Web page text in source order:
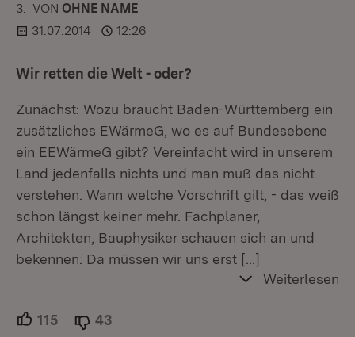
3. KOMMENTAR
VON :OHNE NAME
31.07.2014
12:26
Wir retten die Welt - oder?
Zunächst: Wozu braucht Baden-Württemberg ein
zusätzliches EWärmeG, wo es auf Bundesebene
ein EEWärmeG gibt? Vereinfacht wird in unserem
Land jedenfalls nichts und man muß das nicht
verstehen. Wann welche Vorschrift gilt, - das weiß
schon längst keiner mehr. Fachplaner,
Architekten, Bauphysiker schauen sich an und
bekennen: Da müssen wir uns erst […]
Weiterlesen
115 Unterstützer.
43